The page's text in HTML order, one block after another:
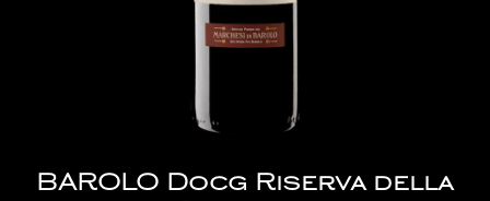
BAROLO Docg Riserva della